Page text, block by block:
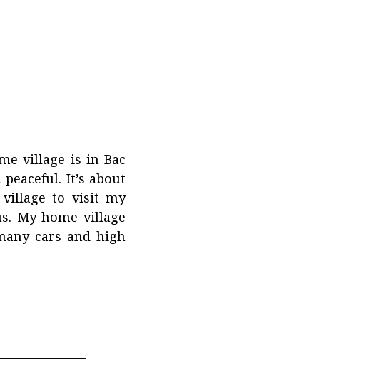
village is in Bac
It’s about
to visit my
My home village
cars and high